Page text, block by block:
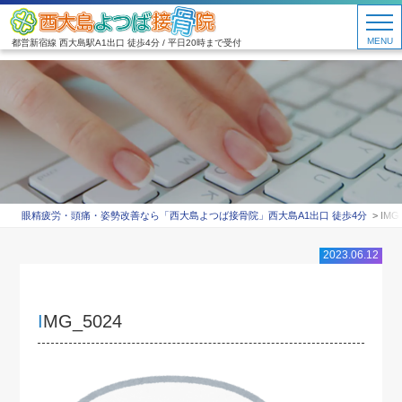
都営新宿線 西大島駅A1出口 徒歩4分 / 平日20時まで受付 MENU
眼精疲労・頭痛・姿勢改善なら「西大島よつば接骨院」西大島A1出口 徒歩4分
2023.06.12
IMG_5024